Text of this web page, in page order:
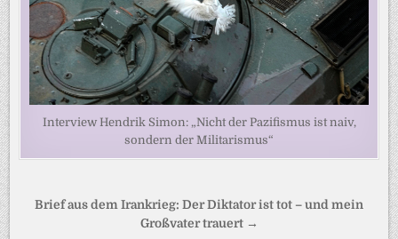
Interview Hendrik Simon: „Nicht der Pazifismus ist naiv,
sondern der Militarismus“
Beitragsnavigation
Brief aus dem Irankrieg: Der Diktator ist tot – und mein
Großvater trauert →